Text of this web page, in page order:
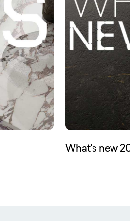
in a new tab)What's new